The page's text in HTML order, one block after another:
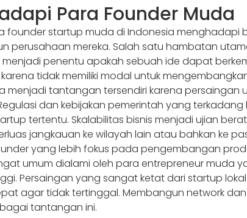
Para Founder Muda
founder startup muda di Indonesia
perusahaan mereka. Salah satu hambatan
penentu apakah sebuah ide dapat
tidak memiliki modal untuk
menjadi tantangan tersendiri karena
dan kebijakan pemerintah yang
tertentu. Skalabilitas bisnis menjadi ujian
jangkauan ke wilayah lain atau bahkan ke
yang lebih fokus pada pengembangan
umum dialami oleh para entrepreneur muda
Persaingan yang sangat ketat dari startup
agar tidak tertinggal. Membangun network
tantangan ini.